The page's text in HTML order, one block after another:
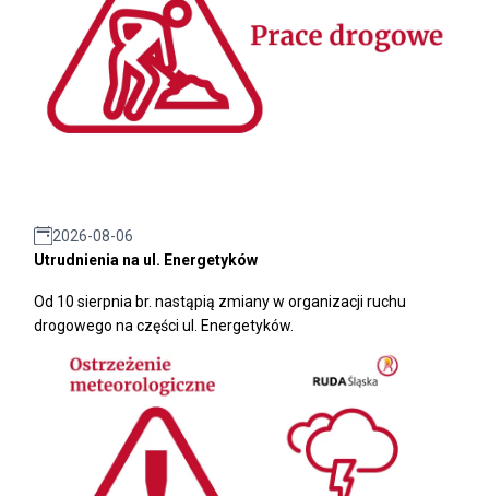
2026-08-06
Utrudnienia na ul. Energetyków
Od 10 sierpnia br. nastąpią zmiany w organizacji ruchu
drogowego na części ul. Energetyków.